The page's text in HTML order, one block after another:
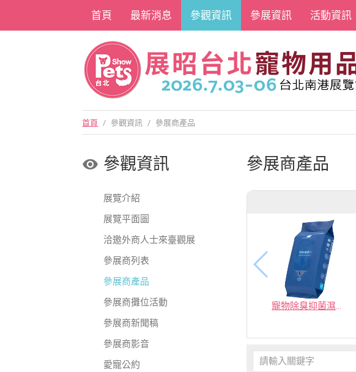
首頁 最新消息 參觀資訊 參展資訊 活動資訊
首頁 / 參觀資訊 / 參展商產品
參觀資訊
展覽介紹
展覽平面圖
洽邀外商人士來臺觀展
參展商列表
參展商產品
參展商攤位活動
參展商新聞稿
參展商影音
愛寵公約
參展商產品
寵物除臭抑菌濕紙巾／30抽／無味【4包100】